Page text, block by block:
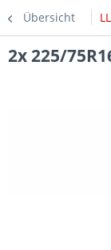
Übersicht
2x 225/